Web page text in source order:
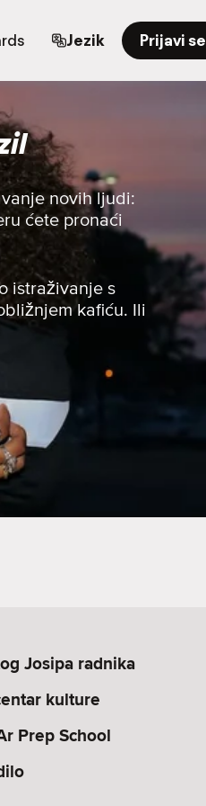
Jezik Prijavi se
novih ljudi:
ćete pronaći
istraživanje s
kafiću. Ili
Josipa radnika
kulture
Prep School